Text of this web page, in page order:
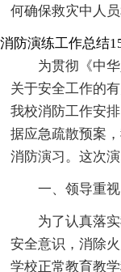
何确保救灾中人
消防演练工作总结
为贯彻《中
关于安全工作的
我校消防工作安
据应急疏散预案
消防演习。这次
一、领导重
为了认真落
安全意识，消除
学校正常教育教